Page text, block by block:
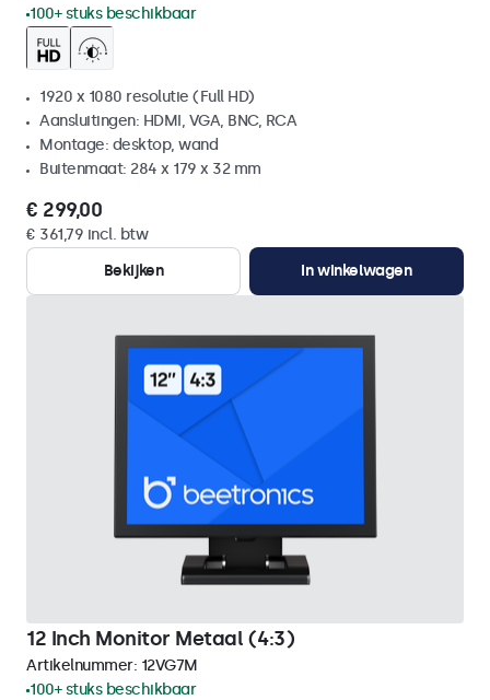
100+ stuks beschikbaar
1920 x 1080 resolutie (Full HD)
Aansluitingen: HDMI, VGA, BNC, RCA
Montage: desktop, wand
Buitenmaat: 284 x 179 x 32 mm
€ 299,00
€ 361,79 incl. btw
Bekijken
In winkelwagen
12 Inch Monitor Metaal (4:3)
Artikelnummer: 12VG7M
100+ stuks beschikbaar